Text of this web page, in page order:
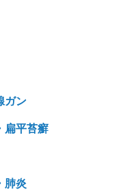
ガン
扁平苔癬
肺炎